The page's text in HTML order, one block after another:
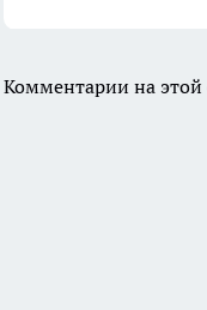
Комментарии на